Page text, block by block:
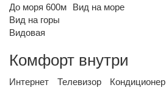
До моря 600м
Вид на море
Вид на горы
Видовая
Комфорт внутри
Интернет Телевизор Кондиционер